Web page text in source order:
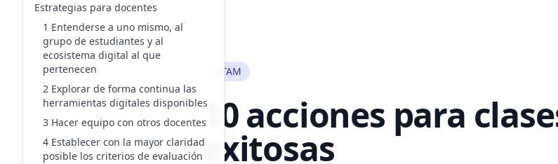
LATAM
10 acciones para
exitosas
Estrategias para docentes
1 Entenderse a uno mismo, al
grupo de estudiantes y al
ecosistema digital al que
pertenecen
2 Explorar de forma continua las
herramientas digitales disponibles
3 Hacer equipo con otros docentes
4 Establecer con la mayor claridad
posible los criterios de evaluación